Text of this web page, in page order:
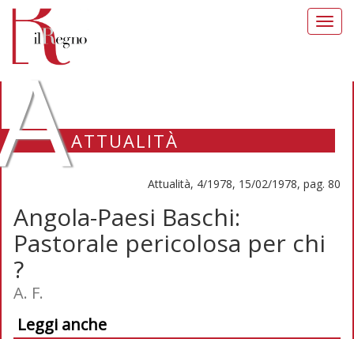
ATTUALITÀ
Attualità, 4/1978, 15/02/1978, pag. 80
Angola-Paesi Baschi:
Pastorale pericolosa per chi
?
A. F.
Leggi anche